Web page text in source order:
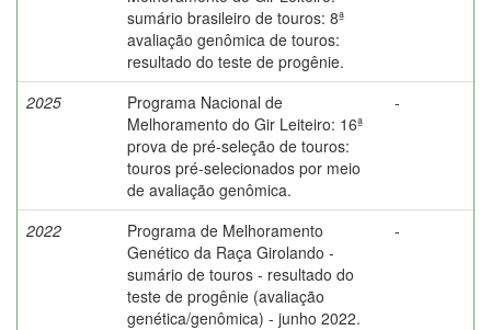
sumário brasileiro de touros: 8ª
avaliação genômica de touros:
resultado do teste de progênie.
2025
Programa Nacional de
Melhoramento do Gir Leiteiro: 16ª
prova de pré-seleção de touros:
touros pré-selecionados por meio
de avaliação genômica.
-
2022
Programa de Melhoramento
Genético da Raça Girolando -
sumário de touros - resultado do
teste de progênie (avaliação
genética/genômica) - junho 2022.
-